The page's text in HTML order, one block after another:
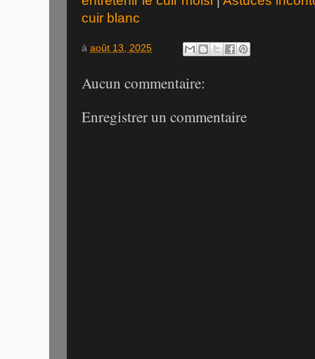
cuir blanc
à août 13, 2025
Aucun commentaire:
Enregistrer un commentaire